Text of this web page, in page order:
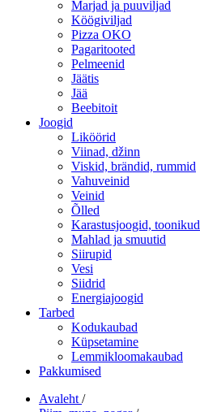
Marjad ja puuviljad
Köögiviljad
Pizza OKO
Pagaritooted
Pelmeenid
Jäätis
Jää
Beebitoit
Joogid
Liköörid
Viinad, džinn
Viskid, brändid, rummid
Vahuveinid
Veinid
Õlled
Karastusjoogid, toonikud
Mahlad ja smuutid
Siirupid
Vesi
Siidrid
Energiajoogid
Tarbed
Kodukaubad
Küpsetamine
Lemmikloomakaubad
Pakkumised
Avaleht /